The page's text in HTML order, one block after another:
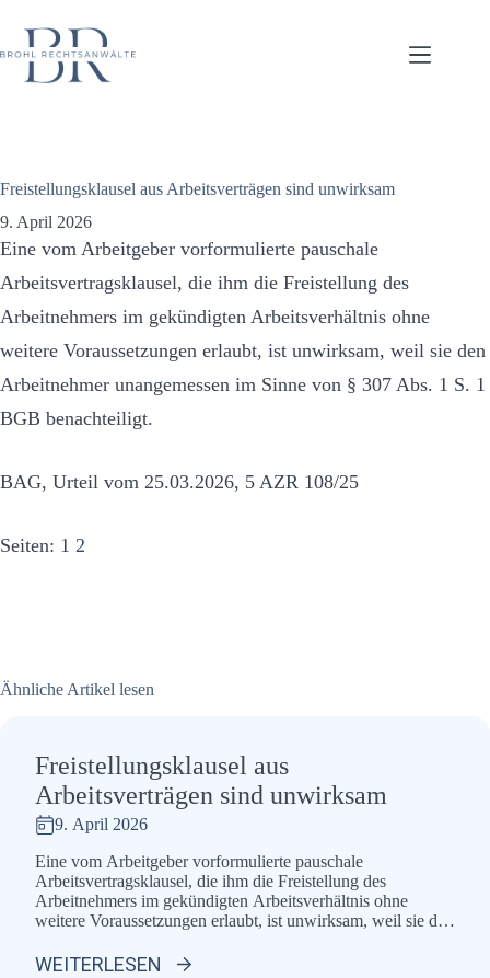
Inhalt
springen
Freistellungsklausel aus Arbeitsverträgen sind unwirksam
9. April 2026
Eine vom Arbeitgeber vorformulierte pauschale
Arbeitsvertragsklausel, die ihm die Freistellung des
Arbeitnehmers im gekündigten Arbeitsverhältnis ohne
weitere Voraussetzungen erlaubt, ist unwirksam, weil sie den
Arbeitnehmer unangemessen im Sinne von § 307 Abs. 1 S. 1
BGB benachteiligt.
BAG, Urteil vom 25.03.2026, 5 AZR 108/25
Seiten: 1 2
Ähnliche Artikel lesen
Freistellungsklausel aus
Arbeitsverträgen sind unwirksam
9. April 2026
Eine vom Arbeitgeber vorformulierte pauschale
Arbeitsvertragsklausel, die ihm die Freistellung des
Arbeitnehmers im gekündigten Arbeitsverhältnis ohne
weitere Voraussetzungen erlaubt, ist unwirksam, weil sie den
1 BGB benachteiligt. BAG, Urteil vom 25.03.2026, 5 AZR
WEITERLESEN